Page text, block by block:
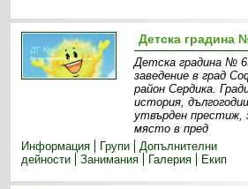
Детска градина
Детска градина №
заведение в град
район Сердика.
история,
утвърден престиж,
място в пред
Информация
Групи
Допълнителни
дейности
Занимания Галерия Екип